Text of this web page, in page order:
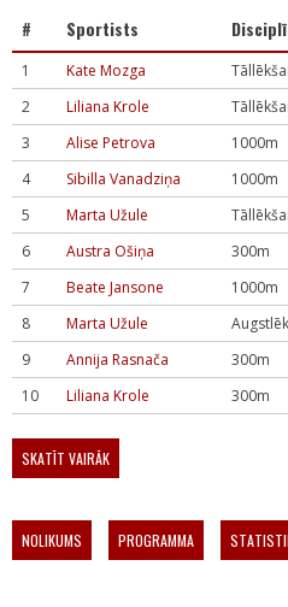
# Sportists
1 Kate Mozga
2
Liliana Krole
3
Alise Petrova 1000m
4
Sibilla Vanadziņa 1000m
5
Marta Užule
6
Austra Ošiņa 300m
7
Beate Jansone 1000m
8
Marta Užule
9
Annija Rasnača 300m
10
Liliana Krole 300m
SKATĪT VAIRĀK
NOLIKUMS PROGRAMMA